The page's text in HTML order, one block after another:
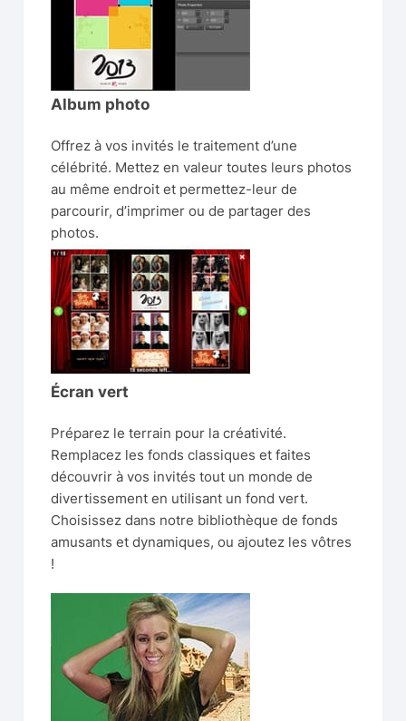
Album photo
Offrez à vos invités le traitement d’une
célébrité. Mettez en valeur toutes leurs photos
au même endroit et permettez-leur de
parcourir, d’imprimer ou de partager des
photos.
Écran vert
Préparez le terrain pour la créativité.
Remplacez les fonds classiques et faites
découvrir à vos invités tout un monde de
divertissement en utilisant un fond vert.
Choisissez dans notre bibliothèque de fonds
amusants et dynamiques, ou ajoutez les vôtres
!